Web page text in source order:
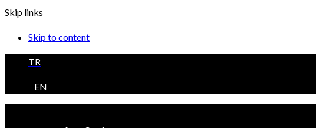
Skip links
Skip to content
TR
EN